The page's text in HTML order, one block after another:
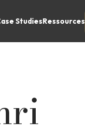
StudiesRessources